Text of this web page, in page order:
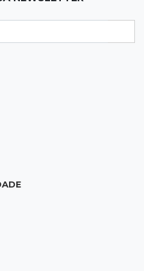
2030
regional para